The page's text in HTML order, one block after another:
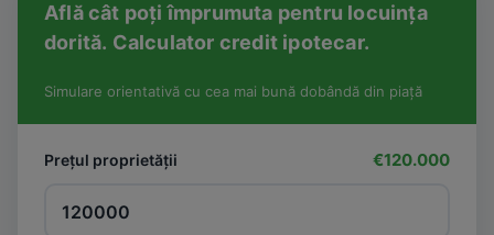
Află cât poți împrumuta pentru locuința
dorită. Calculator credit ipotecar.
Simulare orientativă cu cea mai bună dobândă din piață
Prețul proprietății €120.000